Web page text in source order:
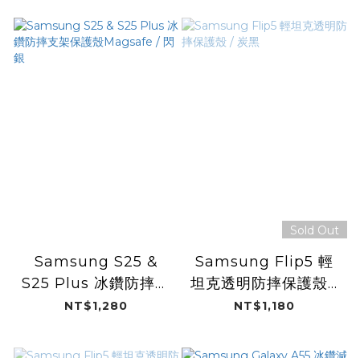
Samsung S25 &
S25 Plus 冰鑽防摔支
架保護殼Magsafe /
NT$1,280
Sold Out
Samsung Flip5 輕
坦克透明防摔保護殼 /
炭黑
NT$1,180